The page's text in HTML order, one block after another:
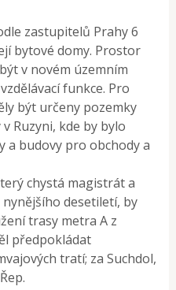
zastupitelů Prahy 6
bytové domy. Prostor
v novém územním
funkce. Pro
být určeny pozemky
Ruzyni, kde by bylo
a budovy pro obchody a
chystá magistrát a
desetiletí, by
trasy metra A z
předpokládat
tratí; za Suchdol,